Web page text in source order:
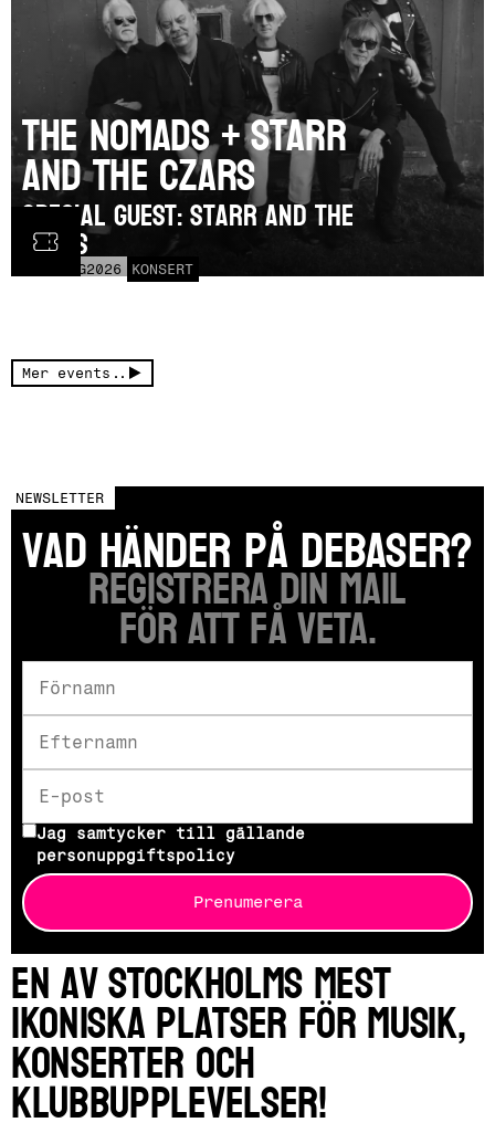
AUG2026 KONSERT
The Nomads + Starr
and the Czars
SPECIAL GUEST: Starr and the
Czars
Mer events..
NEWSLETTER
vad händer på DEBASER?
Registrera din mail
FÖR ATT FÅ VETA.
Jag samtycker till gällande
personuppgiftspolicy
Prenumerera
En av Stockholms mest
ikoniska platser för musik,
konserter och
klubbupplevelser!